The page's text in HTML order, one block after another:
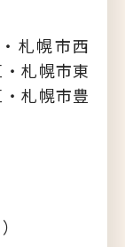
札幌市西
札幌市東
札幌市豊